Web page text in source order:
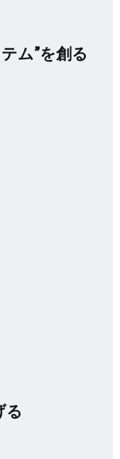
ム”を創る
る